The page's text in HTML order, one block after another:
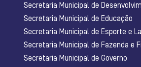
Secretaria Municipal de
Secretaria Municipal de Educação
Secretaria Municipal de Esporte e
Secretaria Municipal de Fazenda e
Secretaria Municipal de Governo